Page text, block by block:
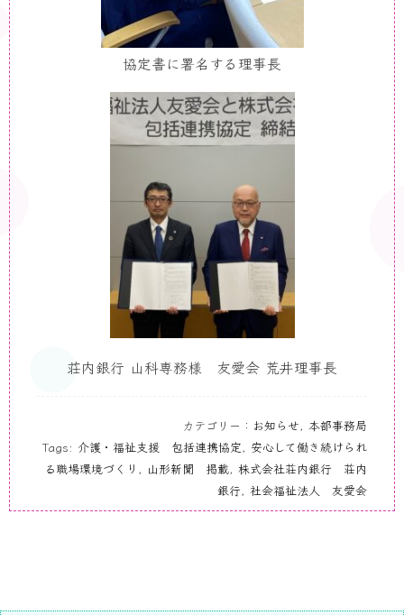
協定書に署名する理事長
荘内銀行 山科専務様 友愛会 荒井理事長
カテゴリー： お知らせ, 本部事務局
Tags: 介護・福祉支援 包括連携協定, 安心して働き続けられ
る職場環境づくり , 山形新聞 掲載, 株式会社荘内銀行 荘内
銀行, 社会福祉法人 友愛会